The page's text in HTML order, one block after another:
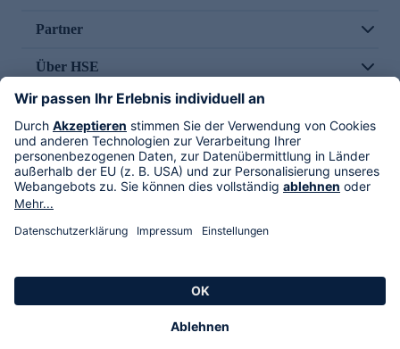
Partner
Über HSE
Im TV
HSE International